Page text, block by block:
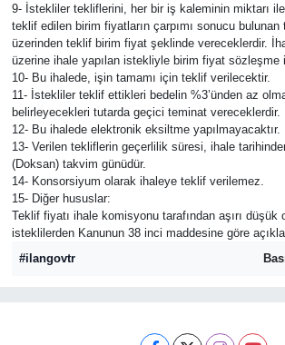
9- İstekliler tekliflerini, her bir iş kaleminin miktarı
teklif edilen birim fiyatların çarpımı sonucu bulunan
üzerinden teklif birim fiyat şeklinde vereceklerdir.
üzerine ihale yapılan istekliyle birim fiyat sözleşme
10- Bu ihalede, işin tamamı için teklif verilecektir.
11- İstekliler teklif ettikleri bedelin %3’ünden az
belirleyecekleri tutarda geçici teminat vereceklerdir.
12- Bu ihalede elektronik eksiltme yapılmayacaktır.
13- Verilen tekliflerin geçerlilik süresi, ihale
(Doksan) takvim günüdür.
14- Konsorsiyum olarak ihaleye teklif verilemez.
15- Diğer hususlar:
Teklif fiyatı ihale komisyonu tarafından aşırı düşük
isteklilerden Kanunun 38 inci maddesine göre
#ilangovtr